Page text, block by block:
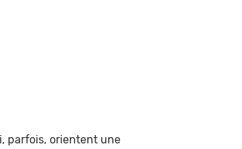
parfois, orientent une